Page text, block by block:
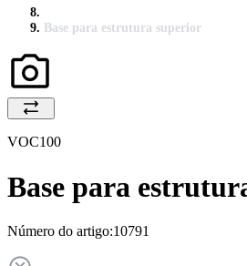
Base para estrutura superior
VOC100
Base para
Número do artigo:10791